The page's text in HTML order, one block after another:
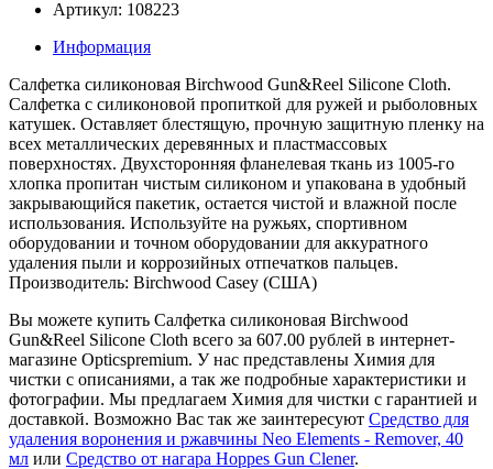
Артикул: 108223
Информация
Салфетка силиконовая Birchwood Gun&Reel Silicone Cloth.
Салфетка с силиконовой пропиткой для ружей и рыболовных
катушек. Оставляет блестящую, прочную защитную пленку на
всех металлических деревянных и пластмассовых
поверхностях. Двухсторонняя фланелевая ткань из 1005-го
хлопка пропитан чистым силиконом и упакована в удобный
закрывающийся пакетик, остается чистой и влажной после
использования. Используйте на ружьях, спортивном
оборудовании и точном оборудовании для аккуратного
удаления пыли и коррозийных отпечатков пальцев.
Производитель: Birchwood Сasey (США)
Вы можете купить Салфетка силиконовая Birchwood
Gun&Reel Silicone Cloth всего за 607.00 рублей в интернет-
магазине Opticspremium. У нас представлены Химия для
чистки с описаниями, а так же подробные характеристики и
фотографии. Мы предлагаем Химия для чистки с гарантией и
доставкой. Возможно Вас так же заинтересуют Средство для
удаления воронения и ржавчины Neo Elements - Remover, 40
мл или Средство от нагара Hoppes Gun Clener.